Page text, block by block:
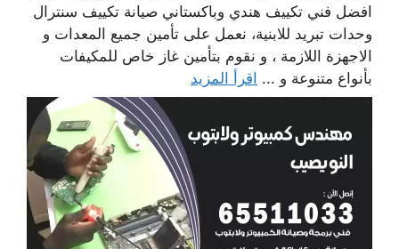
افضل فني تكييف هندي وباكستاني صيانة تكييف سنترال
وحدات تبريد للابنية، نعمل على تأمين جميع المعدات و
الاجهزة اللازمة ، و نقوم بتأمين غاز خاص للمكيفات
بأنواع متنوعة و ... اقرأ المزيد